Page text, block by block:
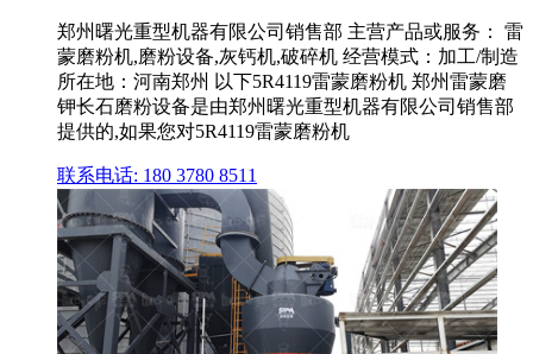
郑州曙光重型机器有限公司销售部 主营产品或服务： 雷
蒙磨粉机,磨粉设备,灰钙机,破碎机 经营模式：加工/制造
所在地：河南郑州 以下5R4119雷蒙磨粉机 郑州雷蒙磨
钾长石磨粉设备是由郑州曙光重型机器有限公司销售部
提供的,如果您对5R4119雷蒙磨粉机
联系电话: 180 3780 8511